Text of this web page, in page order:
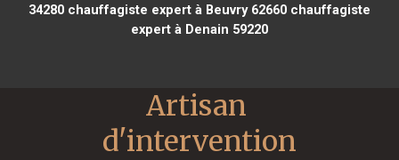
34280chauffagiste expert à Beuvry 62660chauffagiste
expert à Denain 59220
Artisan
d'intervention